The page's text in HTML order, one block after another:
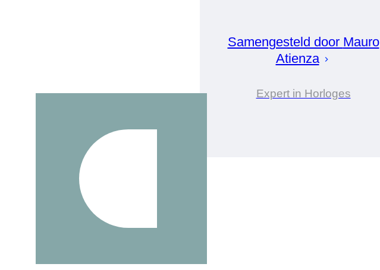
Samengesteld door Mauro
Atienza
Expert in Horloges